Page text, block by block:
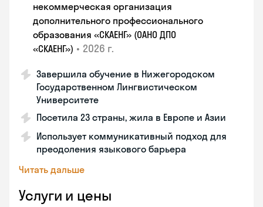
некоммерческая организация
дополнительного профессионального
образования «СКАЕНГ» (ОАНО ДПО
«СКАЕНГ») • 2026 г.
Завершила обучение в Нижегородском
Государственном Лингвистическом
Университете
Посетила 23 страны, жила в Европе и Азии
Использует коммуникативный подход для
преодоления языкового барьера
Читать дальше
Услуги и цены